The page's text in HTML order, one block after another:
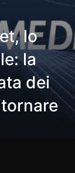
lo
la
dei